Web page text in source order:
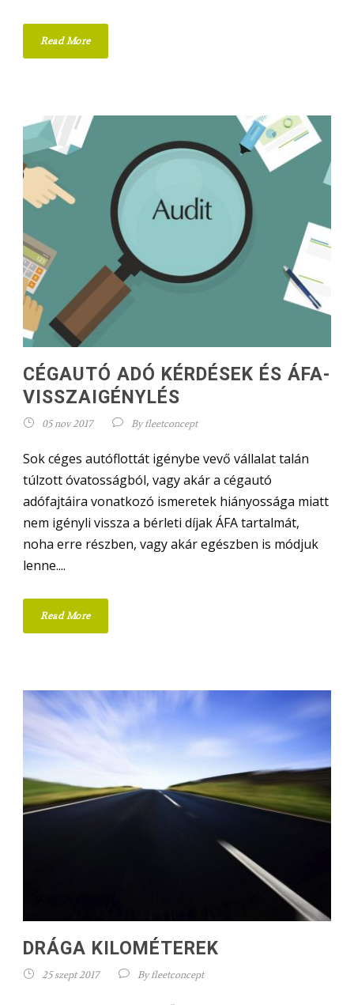
Read More
CÉGAUTÓ ADÓ KÉRDÉSEK ÉS ÁFA-
VISSZAIGÉNYLÉS
05 nov 2017 Byfleetconcept
Sok céges autóflottát igénybe vevő vállalat talán
túlzott óvatosságból, vagy akár a cégautó
adófajtáira vonatkozó ismeretek hiányossága miatt
nem igényli vissza a bérleti díjak ÁFA tartalmát,
noha erre részben, vagy akár egészben is módjuk
lenne....
Read More
DRÁGA KILOMÉTEREK
25 szept 2017 Byfleetconcept